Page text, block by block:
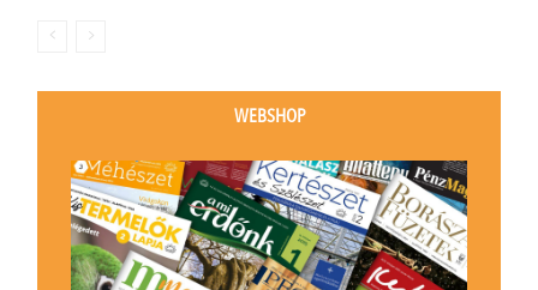
WEBSHOP